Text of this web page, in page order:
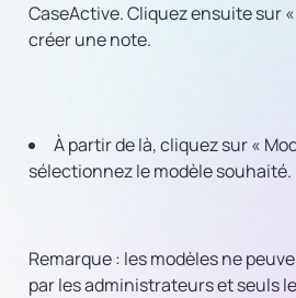
CaseActive. Cliquez ensuite sur
créer une note.
À partir de là, cliquez sur «
sélectionnez le modèle souhaité.
Remarque : les modèles ne
par les administrateurs et seuls